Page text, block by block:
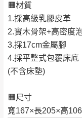
🟧材質
1.採高級乳膠皮革
2.實木骨架+高密度
3.採17cm金屬腳
4.採平整式包覆床底
(不含床墊)
🟧尺寸
寬167×長205×高
暫無配送地區
雄、屏東、宜蘭、
（可於LINE線上
加收說明
包裝、廠
性)，若未
貨。
由於透過
電腦螢幕
訂購前詳